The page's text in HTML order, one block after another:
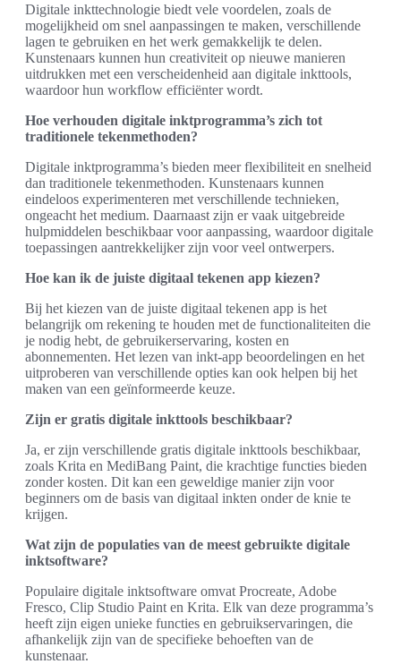
Digitale inkttechnologie biedt vele voordelen, zoals de
mogelijkheid om snel aanpassingen te maken, verschillende
lagen te gebruiken en het werk gemakkelijk te delen.
Kunstenaars kunnen hun creativiteit op nieuwe manieren
uitdrukken met een verscheidenheid aan digitale inkttools,
waardoor hun workflow efficiënter wordt.
Hoe verhouden digitale inktprogramma’s zich tot
traditionele tekenmethoden?
Digitale inktprogramma’s bieden meer flexibiliteit en snelheid
dan traditionele tekenmethoden. Kunstenaars kunnen
eindeloos experimenteren met verschillende technieken,
ongeacht het medium. Daarnaast zijn er vaak uitgebreide
hulpmiddelen beschikbaar voor aanpassing, waardoor digitale
toepassingen aantrekkelijker zijn voor veel ontwerpers.
Hoe kan ik de juiste digitaal tekenen app kiezen?
Bij het kiezen van de juiste digitaal tekenen app is het
belangrijk om rekening te houden met de functionaliteiten die
je nodig hebt, de gebruikerservaring, kosten en
abonnementen. Het lezen van inkt-app beoordelingen en het
uitproberen van verschillende opties kan ook helpen bij het
maken van een geïnformeerde keuze.
Zijn er gratis digitale inkttools beschikbaar?
Ja, er zijn verschillende gratis digitale inkttools beschikbaar,
zoals Krita en MediBang Paint, die krachtige functies bieden
zonder kosten. Dit kan een geweldige manier zijn voor
beginners om de basis van digitaal inkten onder de knie te
krijgen.
Wat zijn de populaties van de meest gebruikte digitale
inktsoftware?
Populaire digitale inktsoftware omvat Procreate, Adobe
Fresco, Clip Studio Paint en Krita. Elk van deze programma’s
heeft zijn eigen unieke functies en gebruikservaringen, die
afhankelijk zijn van de specifieke behoeften van de
kunstenaar.